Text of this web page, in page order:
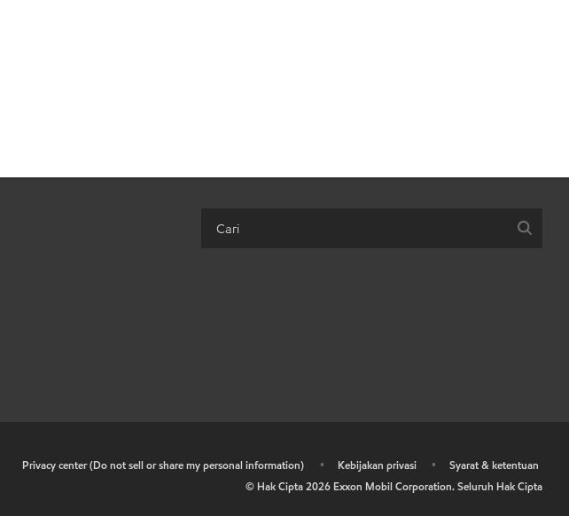
Privacy center (Do not sell or share my personal information) • Kebijakan privasi •
Syarat & ketentuan
© Hak Cipta2026 Exxon Mobil Corporation. Seluruh Hak Cipta